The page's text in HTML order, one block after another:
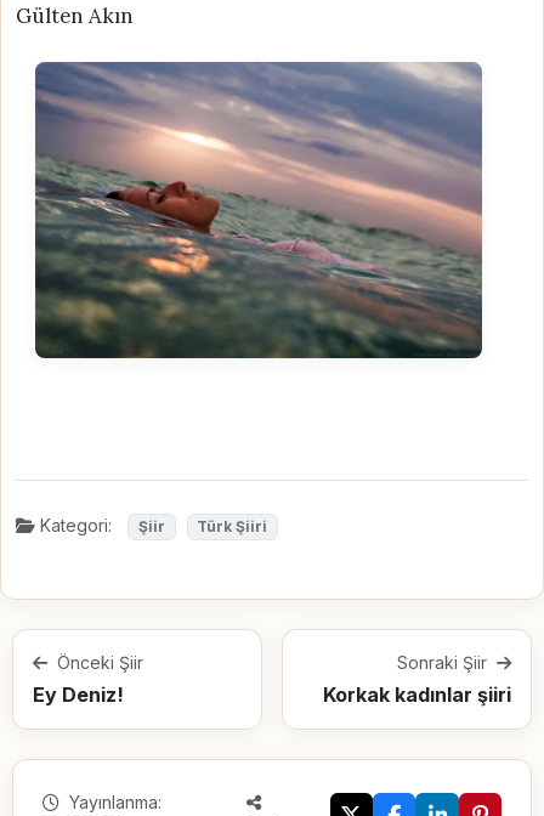
Gülten Akın
Kategori: Şiir Türk Şiiri
Önceki Şiir
Ey Deniz!
Sonraki Şiir
Korkak kadınlar şiiri
Yayınlanma: